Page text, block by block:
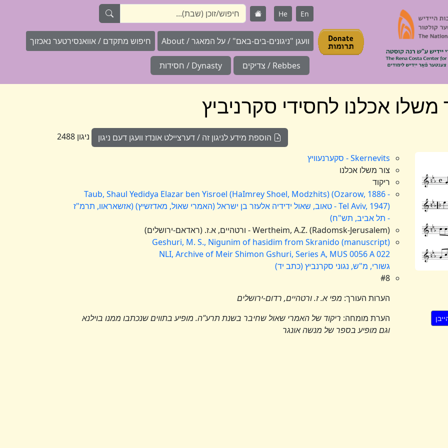
En
He
וועגן "ניגונים-בים-באם" / על המאגר / About חיפוש מתקדם / אוואנסירטער נאכזוך
Rebbes / צדיקים Dynasty / חסידות
משלו אכלנו לחסידי סקרניביץ
הוספת מידע לניגון זה / דערציילט אונדז וועגן דעם ניגון
ניגון 2488
Skernevits - סקערנעוויץ
צור משלו אכלנו
ריקוד
Taub, Shaul Yedidya Elazar ben Yisroel (HaImrey Shoel, Modzhits) (Ozarow, 1886 -
Tel Aviv, 1947) - טאוב, שאול ידידיה אלעזר בן ישראל (האמרי שאול, מאדזשיץ) (אזשאראוו, תרמ"ז
- תל אביב, תש"ח)
Wertheim, A.Z. (Radomsk-Jerusalem) - ורטהיים, א.ז. (ראדאם-ירושלים)
Geshuri, M. S., Nigunim of hasidim from Skranido (manuscript)
NLI, Archive of Meir Shimon Gshuri, Series A, MUS 0056 A 022
גשורי, מ"ש, נגוני סקרנביץ (כתב יד)
#8
הערות העורך: מפי א. ז. ורטהיים, רדום-ירושלים
הערת מומחה: ריקוד של האמרי שאול שחיבר בשנת תרע"ה. מופיע בתווים שנכתבו ממנו בוילנא
וגם מופיע בספר של מנשה אונגר